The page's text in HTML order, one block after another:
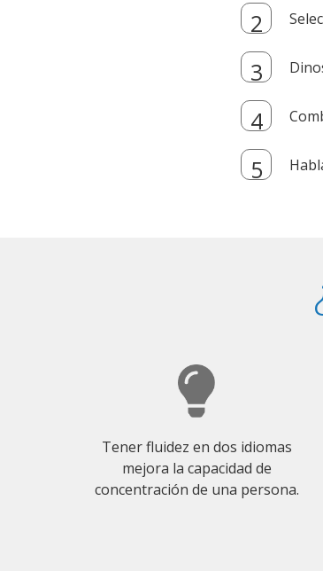
Tener fluidez en dos idiomas
mejora la capacidad de
concentración de una persona.